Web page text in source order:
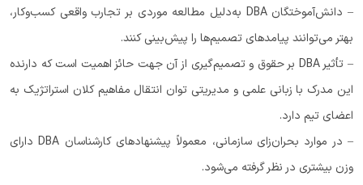
– دانش‌آموختگان DBA به‌دلیل مطالعه موردی بر تجارب واقعی کسب‌وکار،
بهتر می‌توانند پیامدهای تصمیم‌ها را پیش‌بینی کنند.
– تأثیر DBA بر حقوق و تصمیم‌گیری از آن جهت حائز اهمیت است که دارنده
این مدرک با زبانی علمی و مدیریتی توان انتقال مفاهیم کلان استراتژیک به
اعضای تیم دارد.
– در موارد بحران‌زای سازمانی، معمولاً پیشنهادهای کارشناسان DBA دارای
وزن بیشتری در نظر گرفته می‌شود.